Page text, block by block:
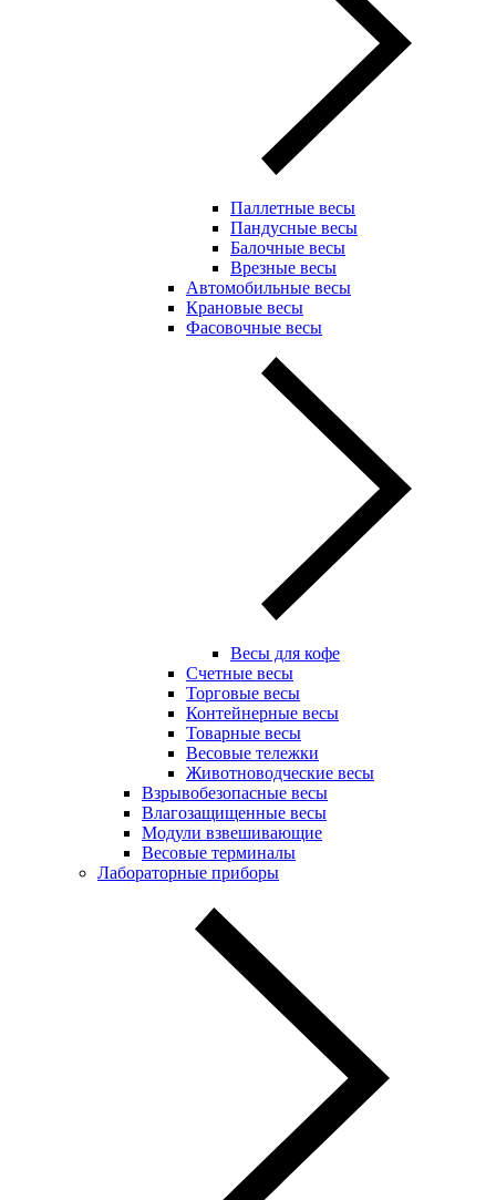
Паллетные весы
Пандусные весы
Балочные весы
Врезные весы
Автомобильные весы
Крановые весы
Фасовочные весы
Весы для кофе
Счетные весы
Торговые весы
Контейнерные весы
Товарные весы
Весовые тележки
Животноводческие весы
Взрывобезопасные весы
Влагозащищенные весы
Модули взвешивающие
Весовые терминалы
Лабораторные приборы